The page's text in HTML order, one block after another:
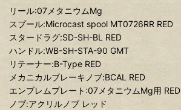
リール:07メタニウムMg
スプール:Microcast spool MT0726RR RED
スタードラグ:SD-SH-BL RED
ハンドル:WB-SH-STA-90 GMT
リテーナー:B-Type RED
メカニカルブレーキノブ:BCAL RED
エンブレムプレート:07メタニウムMg用 RED
ノブ:アクリルノブ レッド